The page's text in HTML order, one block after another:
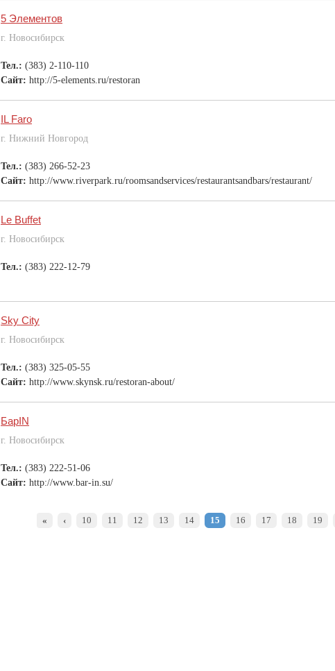
5 Элементов
г. Новосибирск
Тел.: (383) 2-110-110
Сайт: http://5-elements.ru/restoran
IL Faro
г. Нижний Новгород
Тел.: (383) 266-52-23
Сайт: http://www.riverpark.ru/roomsandservices/restaurantsandbars/restaurant/
Le Buffet
г. Новосибирск
Тел.: (383) 222-12-79
Sky City
г. Новосибирск
Тел.: (383) 325-05-55
Сайт: http://www.skynsk.ru/restoran-about/
БарIN
г. Новосибирск
Тел.: (383) 222-51-06
Сайт: http://www.bar-in.su/
« ‹ 10 11 12 13 14 15 16 17 18 19